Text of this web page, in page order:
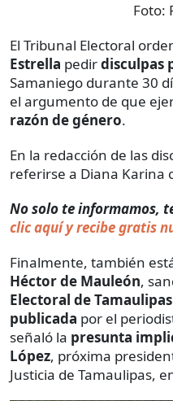
Foto:
El Tribunal Electoral
Estrella pedirdisculpas
Samaniego durante 30
el argumento de que
razón de género.
En la redacción de las
referirse a Diana Karina
No solo te informamos,
clic aquí y recibe gratis
Finalmente, también
Héctor de Mauleón,
Electoral de Tamaulipas
publicada por el
señaló la presunta
López, próxima
Justicia de Tamaulipas,